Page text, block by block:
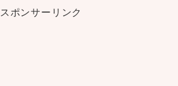
スポンサーリンク